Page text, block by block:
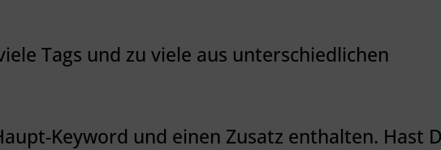
Tags und zu viele aus unterschiedlichen
Keyword und einen Zusatz enthalten. Hast